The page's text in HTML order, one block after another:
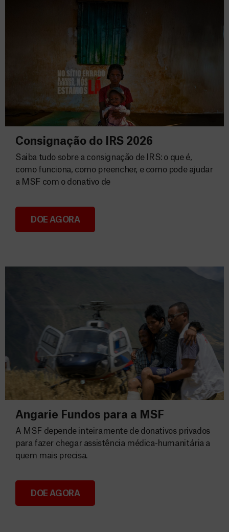
Consignação do IRS 2026
Consignação do IRS 2026
Saiba tudo sobre a consignação de IRS: o que é,
como funciona, como preencher, e como pode ajudar
a MSF com o donativo de
DOE AGORA
Angarie Fundos para a MSF
Angarie Fundos para a MSF
A MSF depende inteiramente de donativos privados
para fazer chegar assistência médica-humanitária a
quem mais precisa.
DOE AGORA